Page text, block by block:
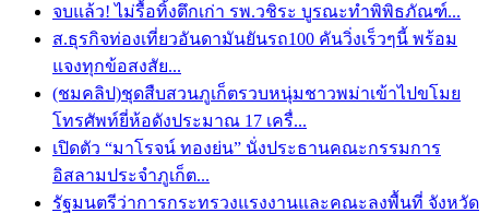
จบแล้ว! ไม่รื้อทิ้งตึกเก่า รพ.วชิระ บูรณะทำพิพิธภัณฑ์...
ส.ธุรกิจท่องเที่ยวอันดามันยันรถ100 คันวิ่งเร็วๆนี้ พร้อม
แจงทุกข้อสงสัย...
(ชมคลิป)ชุดสืบสวนภูเก็ตรวบหนุ่มชาวพม่าเข้าไปขโมย
โทรศัพท์ยี่ห้อดังประมาณ 17 เครื่...
เปิดตัว “มาโรจน์ ทองย่น” นั่งประธานคณะกรรมการ
อิสลามประจำภูเก็ต...
รัฐมนตรีว่าการกระทรวงแรงงานและคณะลงพื้นที่ จังหวัด